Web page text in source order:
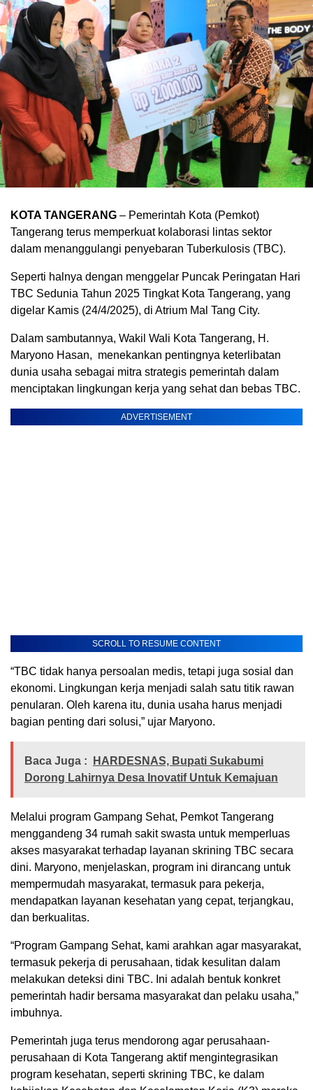
KOTA TANGERANG – Pemerintah Kota (Pemkot)
Tangerang terus memperkuat kolaborasi lintas sektor
dalam menanggulangi penyebaran Tuberkulosis (TBC).
Seperti halnya dengan menggelar Puncak Peringatan Hari
TBC Sedunia Tahun 2025 Tingkat Kota Tangerang, yang
digelar Kamis (24/4/2025), di Atrium Mal Tang City.
Dalam sambutannya, Wakil Wali Kota Tangerang, H.
Maryono Hasan, menekankan pentingnya keterlibatan
dunia usaha sebagai mitra strategis pemerintah dalam
menciptakan lingkungan kerja yang sehat dan bebas TBC.
ADVERTISEMENT
SCROLL TO RESUME CONTENT
“TBC tidak hanya persoalan medis, tetapi juga sosial dan
ekonomi. Lingkungan kerja menjadi salah satu titik rawan
penularan. Oleh karena itu, dunia usaha harus menjadi
bagian penting dari solusi,” ujar Maryono.
Baca Juga :
HARDESNAS, Bupati Sukabumi
Dorong Lahirnya Desa Inovatif Untuk Kemajuan
Melalui program Gampang Sehat, Pemkot Tangerang
menggandeng 34 rumah sakit swasta untuk memperluas
akses masyarakat terhadap layanan skrining TBC secara
dini. Maryono, menjelaskan, program ini dirancang untuk
mempermudah masyarakat, termasuk para pekerja,
mendapatkan layanan kesehatan yang cepat, terjangkau,
dan berkualitas.
“Program Gampang Sehat, kami arahkan agar masyarakat,
termasuk pekerja di perusahaan, tidak kesulitan dalam
melakukan deteksi dini TBC. Ini adalah bentuk konkret
pemerintah hadir bersama masyarakat dan pelaku usaha,”
imbuhnya.
Pemerintah juga terus mendorong agar perusahaan-
perusahaan di Kota Tangerang aktif mengintegrasikan
program kesehatan, seperti skrining TBC, ke dalam